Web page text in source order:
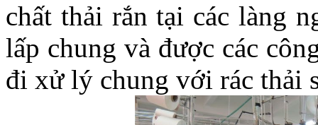
chất thải rắn tại các làng
lấp chung và được các
đi xử lý chung với rác thải